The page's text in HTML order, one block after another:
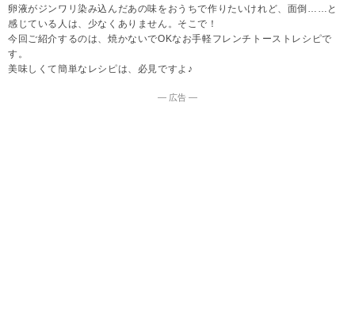
卵液がジンワリ染み込んだあの味をおうちで作りたいけれど、面倒……と
感じている人は、少なくありません。そこで！
今回ご紹介するのは、焼かないでOKなお手軽フレンチトーストレシピで
す。
美味しくて簡単なレシピは、必見ですよ♪
― 広告 ―